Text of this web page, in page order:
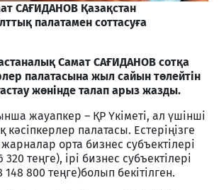
САҒИДАНОВ Қазақстан
палатамен соттасуға
Самат САҒИДАНОВ сотқа
палатасына жыл сайын төлейтін
жөнінде талап арыз жазды.
жауапкер – ҚР Үкіметі, ал үшінші
кәсіпкерлер палатасы. Естеріңізге
орта бизнес субъектілері
теңге), ірі бизнес субъектілері
800 теңге)болып бекітілген.